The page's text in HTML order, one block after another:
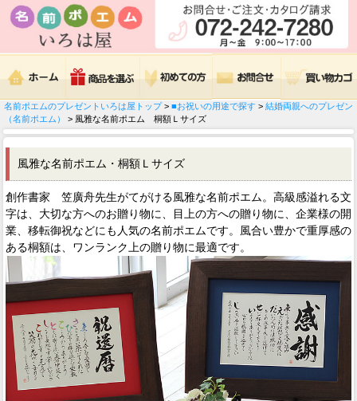
名前ポエムのプレゼントいろは屋トップ> ■お祝いの用途で探す > 結婚両親へのプレゼン
（名前ポエム）
> 風雅な名前ポエム 桐額Ｌサイズ
風雅な名前ポエム・桐額Ｌサイズ
創作書家 笠廣舟先生がてがける風雅な名前ポエム。高級感溢れる文
字は、大切な方へのお贈り物に、目上の方への贈り物に、企業様の開
業、移転御祝などにも人気の名前ポエムです。風合い豊かで重厚感の
ある桐額は、ワンランク上の贈り物に最適です。